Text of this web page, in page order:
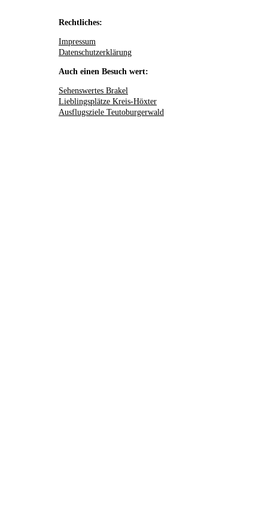
Rechtliches:
Impressum
Datenschutzerklärung
Auch einen Besuch wert:
Sehenswertes Brakel
Lieblingsplätze Kreis-Höxter
Ausflugsziele Teutoburgerwald